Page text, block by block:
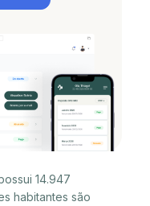
14.947
habitantes são